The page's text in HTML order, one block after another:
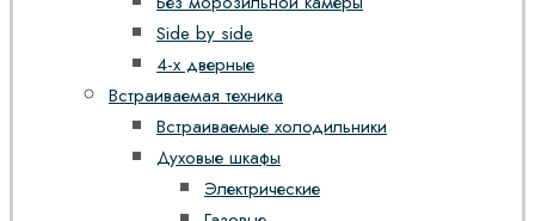
Side by side
4-х дверные
Встраиваемая техника
Встраиваемые холодильники
Духовые шкафы
Электрические